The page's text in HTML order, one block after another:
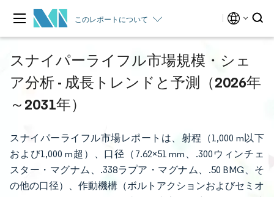
このレポートについて
スナイパーライフル市場規模・シェ
ア分析 - 成長トレンドと予測（2026年
～2031年）
スナイパーライフル市場レポートは、射程（1,000 m以下
および1,000 m超）、口径（7.62×51 mm、.300ウィンチェ
スター・マグナム、.338ラプア・マグナム、.50 BMG、そ
の他の口径）、作動機構（ボルトアクションおよびセミオ